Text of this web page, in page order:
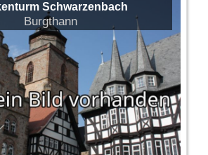
Schwarzenbach
Burgthann